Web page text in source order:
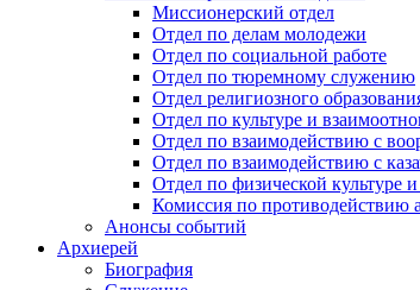
Миссионерский отдел
Отдел по делам молодежи
Отдел по социальной работе
Отдел по тюремному служению
Отдел религиозного
Отдел по культуре и
Отдел по взаимодействию с
Отдел по взаимодействию с
Отдел по физической культуре
Комиссия по противодействию
Анонсы событий
Архиерей
Биография